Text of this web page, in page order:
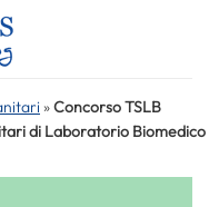
»Concorso TSLB
di Laboratorio Biomedico